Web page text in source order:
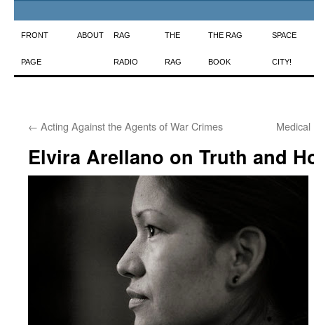
Skip
to
FRONT
PAGE
ABOUT RAG
RADIO
THE
RAG
THE RAG
BOOK
SPACE
CITY!
← Acting Against the Agents of War Crimes
Elvira Arellano on Truth and